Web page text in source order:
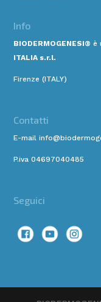
Info
BIODERMOGENESI® è
ITALIA s.r.l.
Firenze (ITALY)
Contatti
E-mail
P.iva 04697040485
Seguici